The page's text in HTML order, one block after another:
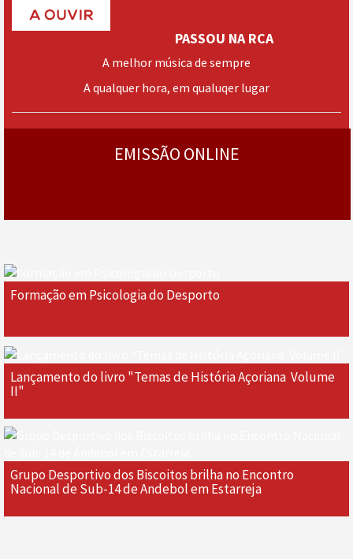
PASSOU NA RCA
A melhor música de sempre
A qualquer hora, em qualuqer lugar
EMISSÃO ONLINE
Formação em Psicologia do Desporto
Lançamento do livro "Temas de História Açoriana  Volume
II"
Grupo Desportivo dos Biscoitos brilha no Encontro
Nacional de Sub-14 de Andebol em Estarreja